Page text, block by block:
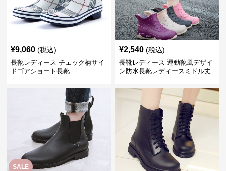
¥9,060 (税込)
長靴レディース チェック柄サイ
ドゴアショート長靴
¥2,540 (税込)
長靴レディース 運動靴風デザイ
ン防水長靴レディースミドル丈
SALE